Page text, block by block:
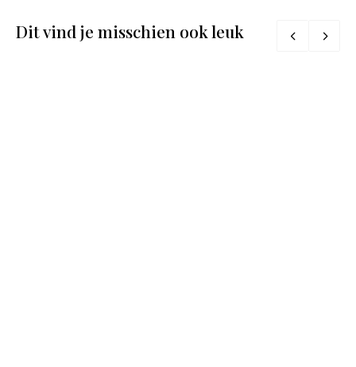
Dit vind je misschien ook leuk